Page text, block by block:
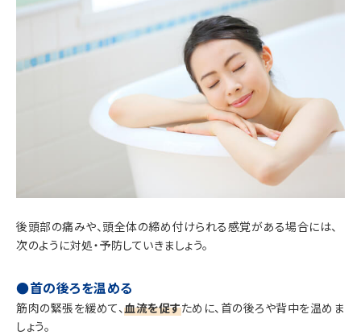
後頭部の痛みや、頭全体の締め付けられる感覚がある場合には、
次のように対処・予防していきましょう。
●首の後ろを温める
筋肉の緊張を緩めて、血流を促すために、首の後ろや背中を温めま
しょう。